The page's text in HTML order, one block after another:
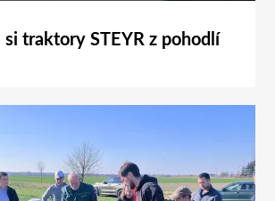
traktory STEYR z pohodlí